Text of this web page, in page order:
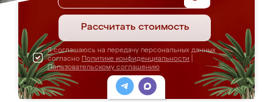
Рассчитать стоимость
Я соглашаюсь на передачу персональных данных
согласно Политике конфиденциальности
Пользовательскому соглашению